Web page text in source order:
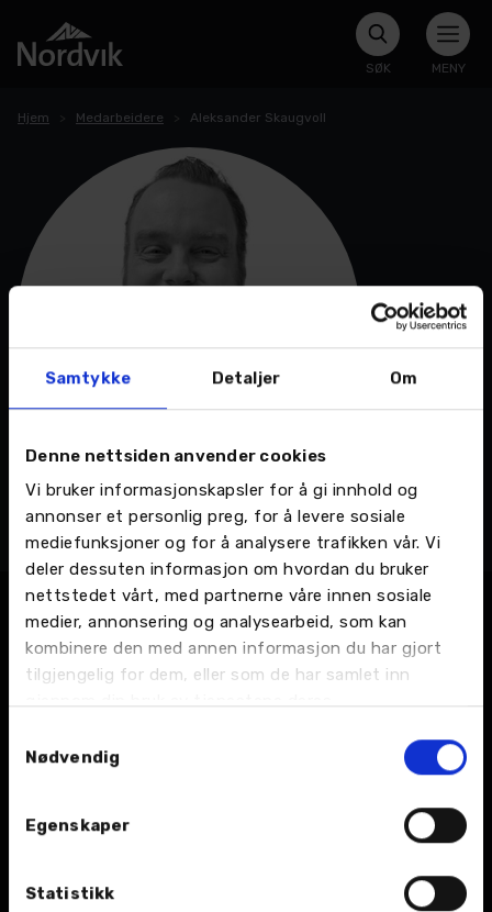
Samtykke Detaljer Om
Denne nettsiden anvender cookies
Vi bruker informasjonskapsler for å gi innhold og
annonser et personlig preg, for å levere sosiale
mediefunksjoner og for å analysere trafikken vår. Vi
deler dessuten informasjon om hvordan du bruker
nettstedet vårt, med partnerne våre innen sosiale
medier, annonsering og analysearbeid, som kan
kombinere den med annen informasjon du har gjort
tilgjengelig for dem, eller som de har samlet inn
gjennom din bruk av tjenestene deres.
Nødvendig
Egenskaper
Statistikk
SØK MENY
Hjem Medarbeidere Aleksander Skaugvoll
Aleksander Skaugvoll
Bilmekaniker
Nybil